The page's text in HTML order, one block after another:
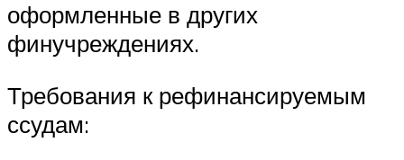
оформленные в других
финучреждениях.
Требования к рефинансируемым
ссудам: